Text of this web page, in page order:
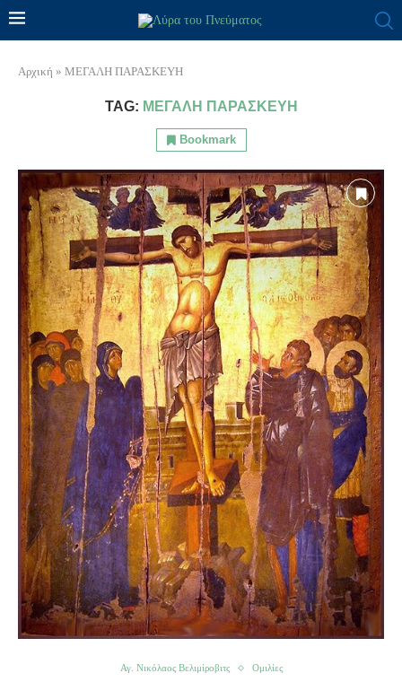
Αρχική » ΜΕΓΑΛΗ ΠΑΡΑΣΚΕΥΗ
TAG: ΜΕΓΑΛΗ ΠΑΡΑΣΚΕΥΗ
Bookmark
Αγ. Νικόλαος Βελιμίροβιτς Ομιλίες